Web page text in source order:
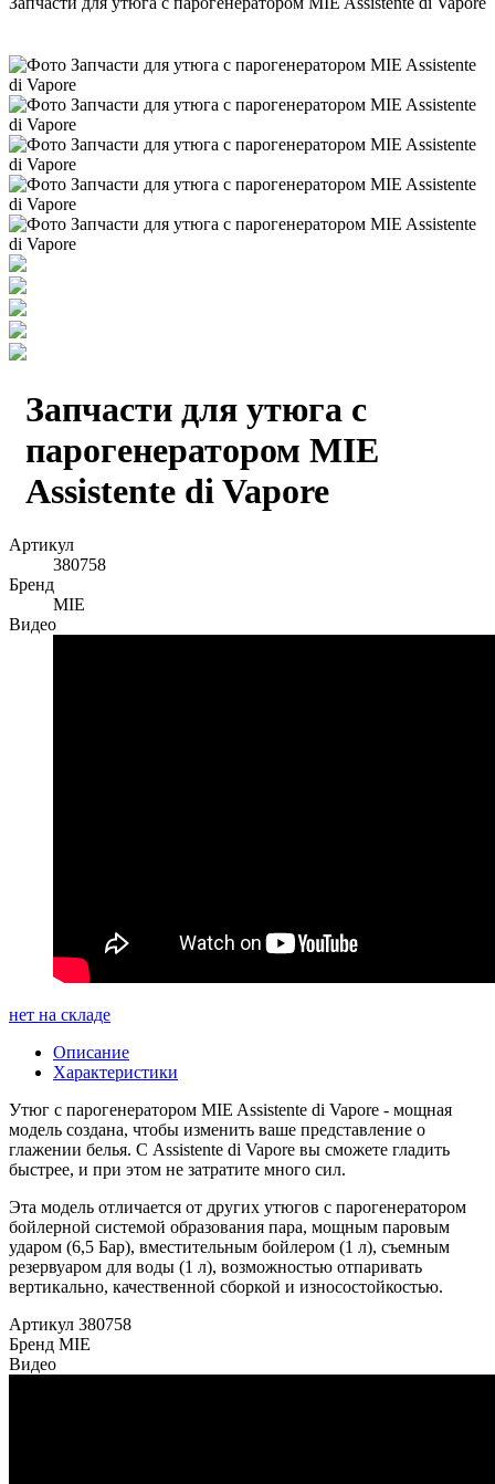
Запчасти для утюга с
парогенератором MIE
Assistente di Vapore
Артикул
380758
Бренд
MIE
Видео
нет на складе
Описание
Характеристики
Утюг с парогенератором MIE Assistente di Vapore - мощная
модель создана, чтобы изменить ваше представление о
глажении белья. С Assistente di Vapore вы сможете гладить
быстрее, и при этом не затратите много сил.
Эта модель отличается от других утюгов с парогенератором
бойлерной системой образования пара, мощным паровым
ударом (6,5 Бар), вместительным бойлером (1 л), съемным
резервуаром для воды (1 л), возможностью отпаривать
вертикально, качественной сборкой и износостойкостью.
Артикул 380758
Бренд MIE
Видео